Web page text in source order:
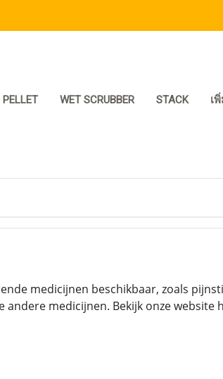
PELLET WET SCRUBBER STACK เ
medicijnen beschikbaar, zoals
medicijnen. Bekijk onze website